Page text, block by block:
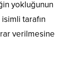
yokluğunun
tarafın
verilmesine